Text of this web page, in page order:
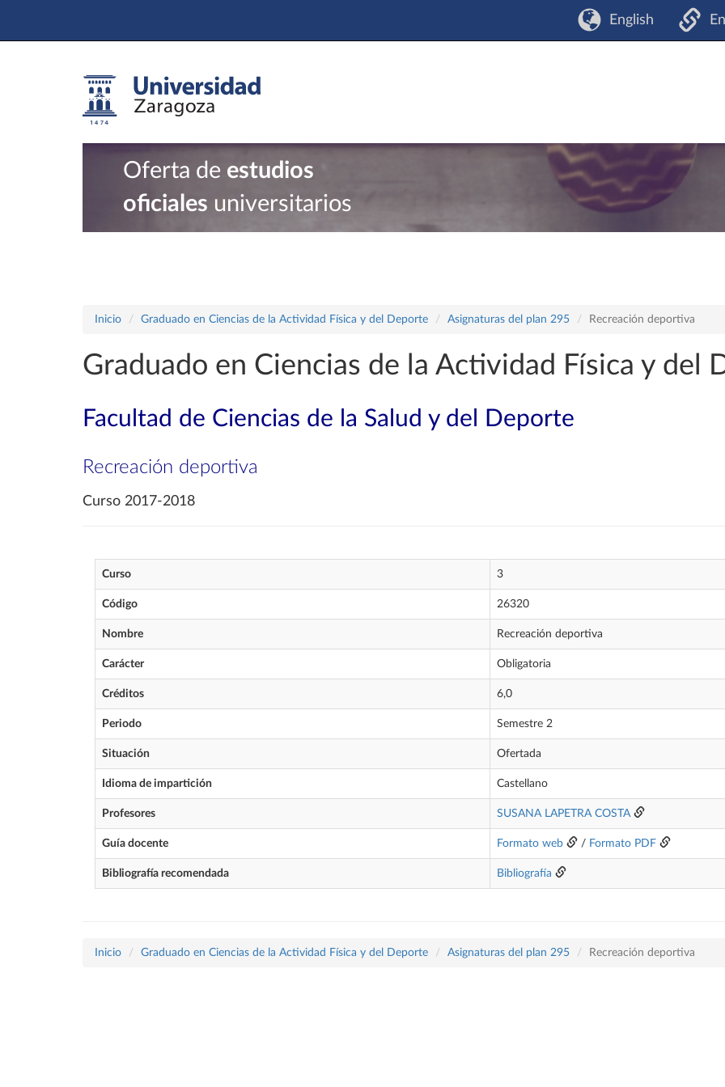
English
Oferta de estudios
oficiales universitarios
Inicio Graduado en Ciencias de la Actividad Física y del Deporte Asignaturas del plan 295 Recreación deportiva
Graduado en Ciencias de la Actividad Física y del
Facultad de Ciencias de la Salud y del Deporte
Recreación deportiva
Curso 2017-2018
Curso 3
Código 26320
Nombre Recreación deportiva
Carácter Obligatoria
Créditos 6,0
Periodo Semestre 2
Situación Ofertada
Idioma de impartición Castellano
Profesores SUSANA LAPETRA COSTA
Guía docente Formato web / Formato PDF
Bibliografía recomendada Bibliografía
Inicio Graduado en Ciencias de la Actividad Física y del Deporte Asignaturas del plan 295 Recreación deportiva